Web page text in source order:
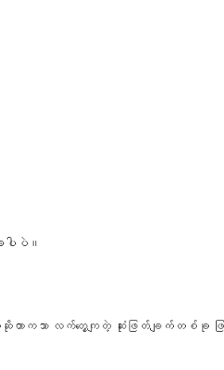
ပါပဲ။
တာကသာ လက်တွေ့ကျတဲ့ ဆုံးဖြတ်ချက်တစ်ခု ဖ